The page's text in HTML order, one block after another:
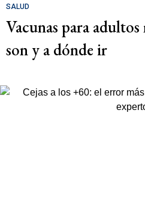
SALUD
Vacunas para adultos
son y a dónde ir